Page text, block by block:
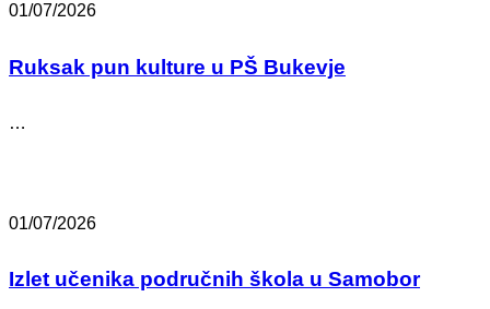
01/07/2026
Ruksak pun kulture u PŠ Bukevje
…
01/07/2026
Izlet učenika područnih škola u Samobor